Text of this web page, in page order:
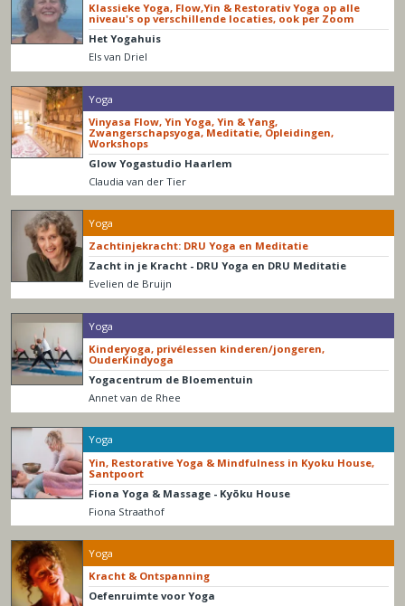
Klassieke Yoga, Flow,Yin & Restorativ Yoga op alle
niveau's op verschillende locaties, ook per Zoom
Het Yogahuis
Els van Driel
Yoga
Vinyasa Flow, Yin Yoga, Yin & Yang,
Zwangerschapsyoga, Meditatie, Opleidingen,
Workshops
Glow Yogastudio Haarlem
Claudia van der Tier
Yoga
Zachtinjekracht: DRU Yoga en Meditatie
Zacht in je Kracht - DRU Yoga en DRU Meditatie
Evelien de Bruijn
Yoga
Kinderyoga, privélessen kinderen/jongeren,
OuderKindyoga
Yogacentrum de Bloementuin
Annet van de Rhee
Yoga
Yin, Restorative Yoga & Mindfulness in Kyoku House,
Santpoort
Fiona Yoga & Massage - Kyōku House
Fiona Straathof
Yoga
Kracht & Ontspanning
Oefenruimte voor Yoga